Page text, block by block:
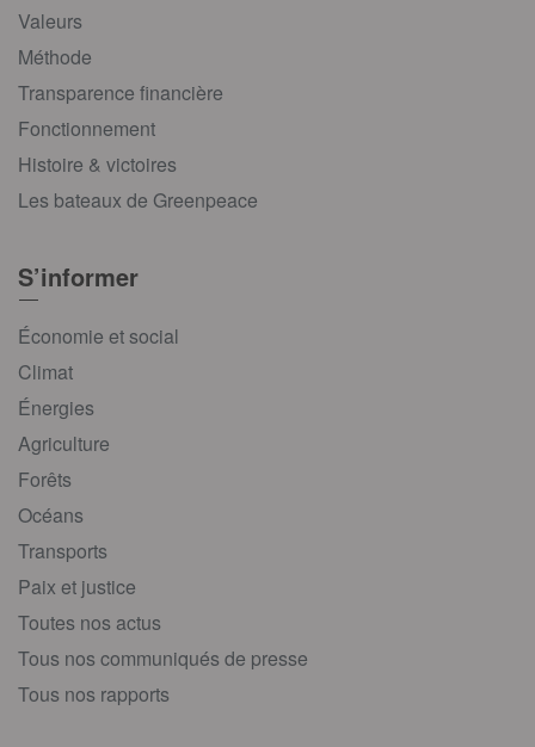
Valeurs
Méthode
Transparence financière
Fonctionnement
Histoire & victoires
Les bateaux de Greenpeace
S’informer
Économie et social
Climat
Énergies
Agriculture
Forêts
Océans
Transports
Paix et justice
Toutes nos actus
Tous nos communiqués de presse
Tous nos rapports